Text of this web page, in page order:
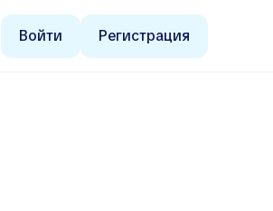
Войти Регистрация